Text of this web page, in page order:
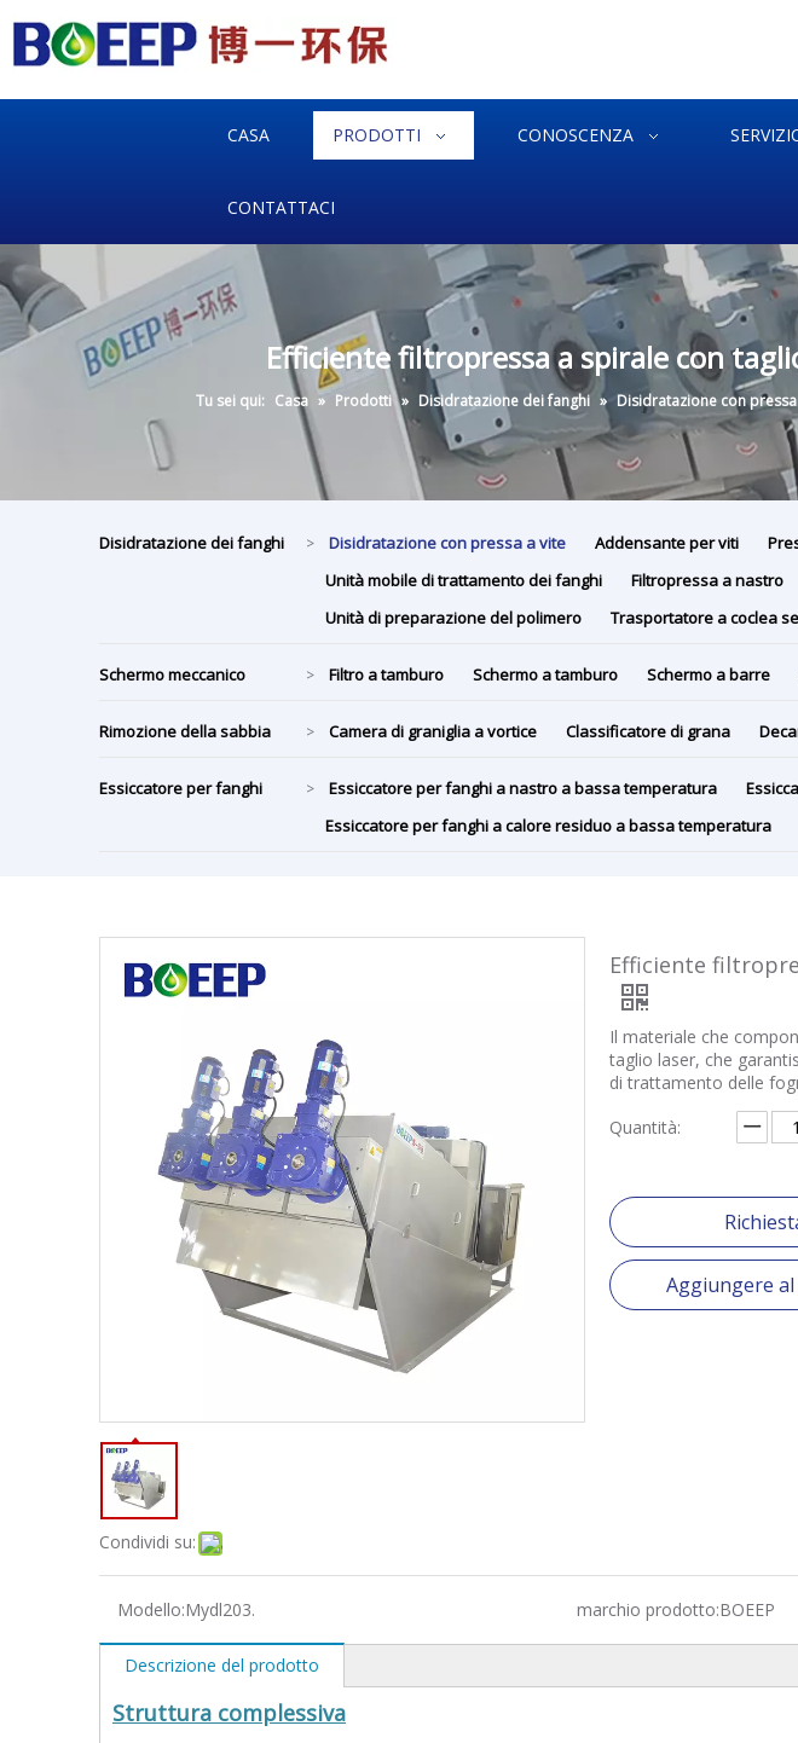
CASA PRODOTTI CONOSCENZA
CONTATTACI
Efficiente filtropressa a spirale con
Tu sei qui: Casa » Prodotti » Disidratazione dei fanghi » Disidratazione con
Disidratazione dei fanghi > Disidratazione con pressa a vite Addensante per viti
Unità mobile di trattamento dei fanghi
Filtropressa a nastro
Unità di preparazione del polimero
Trasportatore a coclea
Schermo meccanico > Filtro a tamburo Schermo a tamburo Schermo a barre
Rimozione della sabbia > Camera di graniglia a vortice Classificatore di grana
Essiccatore per fanghi > Essiccatore per fanghi a nastro a bassa temperatura
Essiccatore per fanghi a calore residuo a bassa temperatura
Condividi su:
Efficiente
Il materiale che
taglio laser, che
di trattamento delle
Quantità:
Aggiungere
Modello:Mydl203. marchio prodotto:BOEEP
Descrizione del prodotto
Struttura complessiva